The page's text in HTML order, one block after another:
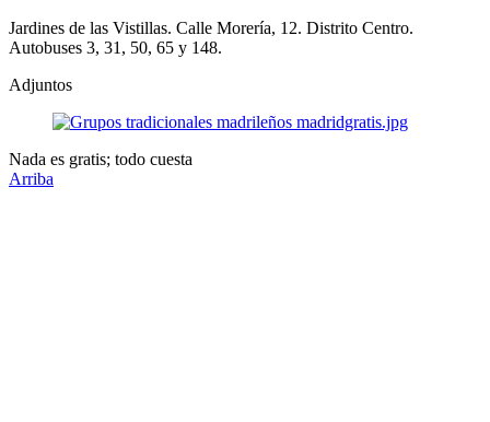
Jardines de las Vistillas. Calle Morería, 12. Distrito Centro.
Autobuses 3, 31, 50, 65 y 148.
Adjuntos
Nada es gratis; todo cuesta
Arriba